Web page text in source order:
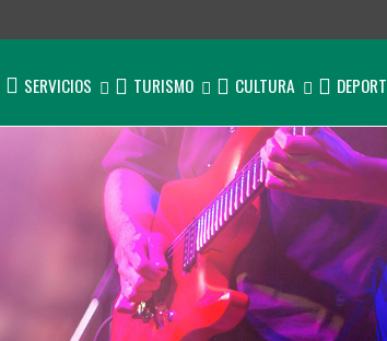
SERVICIOS TURISMO CULTURA